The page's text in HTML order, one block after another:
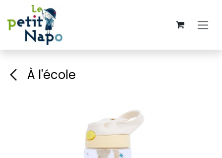
Se rendre au contenu
À l'école